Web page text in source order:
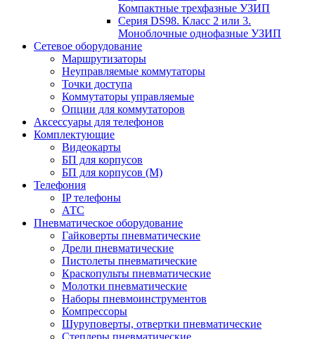
Компактные трехфазные УЗИП
Серия DS98. Класс 2 или 3.
Моноблочные однофазные УЗИП
Сетевое оборудование
Маршрутизаторы
Неуправляемые коммутаторы
Точки доступа
Коммутаторы управляемые
Опции для коммутаторов
Аксессуары для телефонов
Комплектующие
Видеокарты
БП для корпусов
БП для корпусов (М)
Телефония
IP телефоны
АТС
Пневматическое оборудование
Гайковерты пневматические
Дрели пневматические
Пистолеты пневматические
Краскопульты пневматические
Молотки пневматические
Наборы пневмоинструментов
Компрессоры
Шуруповерты, отвертки пневматические